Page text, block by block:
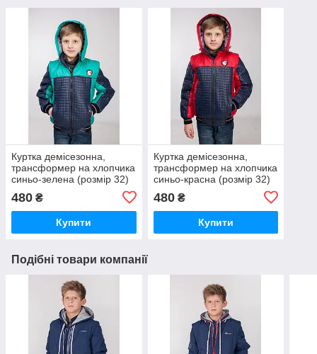
Куртка демісезонна,
трансформер на хлопчика
синьо-зелена (розмір 32)
480 ₴
Купити
Куртка демісезонна,
трансформер на хлопчика
синьо-красна (розмір 32)
480₴
Купити
Подібні товари компанії